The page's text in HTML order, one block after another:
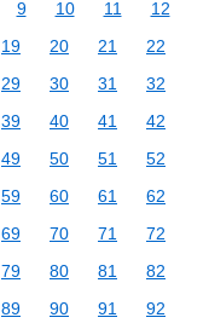
9 10 11
12
19 20 21
22
29 30 31
32
39 40 41
42
49 50 51
52
59 60 61
62
69 70 71
72
79 80 81
82
89 90 91
92